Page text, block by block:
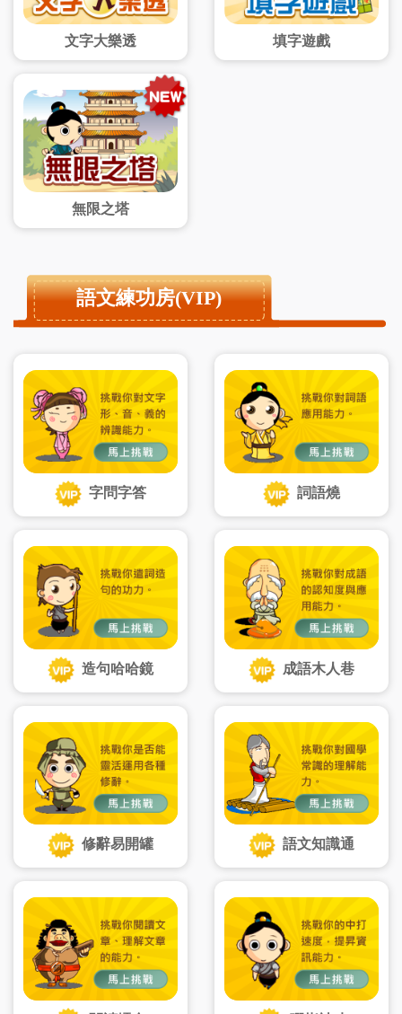
文字大樂透 填字遊戲
無限之塔
語文練功房(VIP)
字問字答 詞語燒
造句哈哈鏡 成語木人巷
修辭易開罐 語文知識通